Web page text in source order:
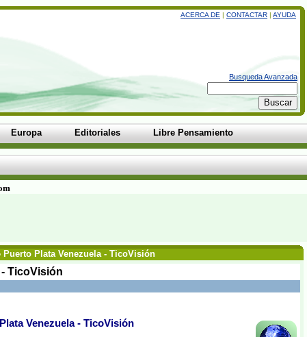
ACERCA DE | CONTACTAR | AYUDA
Busqueda Avanzada
Europa Editoriales Libre Pensamiento
Plata Venezuela - TicoVisión
TicoVisión
Venezuela - TicoVisión